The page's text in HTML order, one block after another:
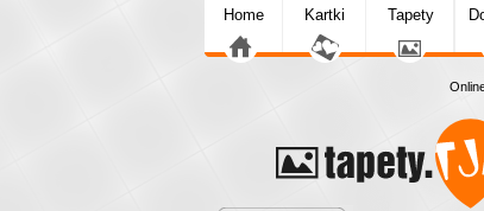
Home Kartki Tapety